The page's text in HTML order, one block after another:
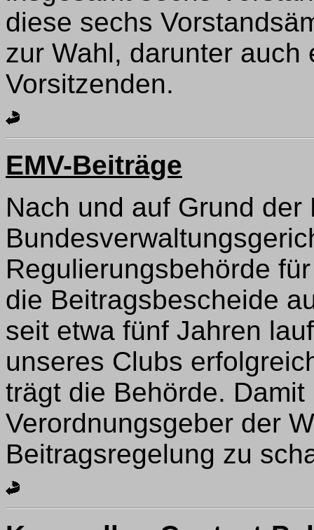
diese sechs
zur Wahl, darunter auch
Vorsitzenden.
EMV-Beiträge
Nach und auf Grund
Regulierungsbehörde
die Beitragsbescheide
seit etwa fünf Jahren
unseres Clubs
trägt die Behörde.
Verordnungsgeber der
Beitragsregelung zu